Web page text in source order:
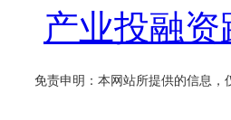
产业投融
免责申明：本网站所提供的信息，